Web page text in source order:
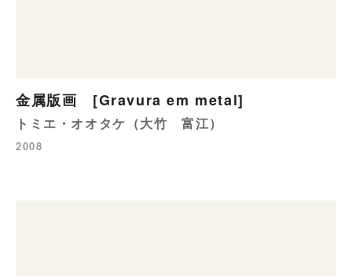
金属版画 [Gravura em metal]
トミエ・オオタケ（大竹 富江）
2008